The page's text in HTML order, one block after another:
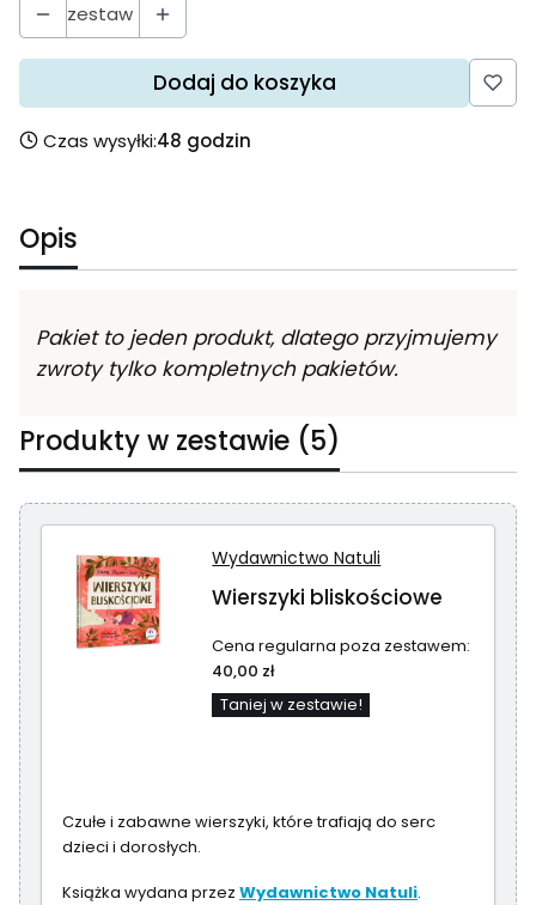
zestaw
Dodaj do koszyka
Czas wysyłki:48 godzin
Opis
Pakiet to jeden produkt, dlatego przyjmujemy
zwroty tylko kompletnych pakietów.
Produkty w zestawie (5)
Wydawnictwo Natuli
Wierszyki bliskościowe
Cena regularna poza zestawem:
40,00 zł
Taniej w zestawie!
Czułe i zabawne wierszyki, które trafiają do serc
dzieci i dorosłych.
Książka wydana przez Wydawnictwo Natuli.